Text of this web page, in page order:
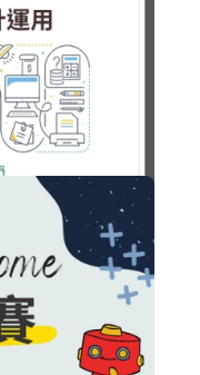
加入購物車
NT$18,000
加入購物車